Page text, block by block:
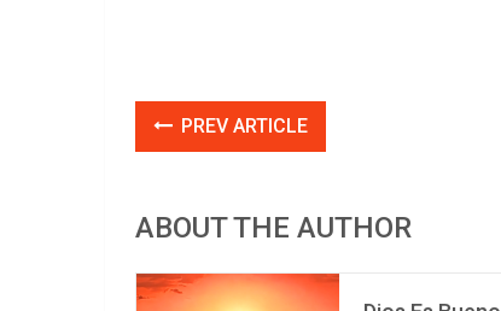
PREV ARTICLE
ABOUT THE AUTHOR